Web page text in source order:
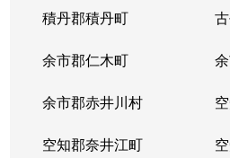
積丹郡積丹町
余市郡仁木町
余市郡赤井川村
空知郡奈井江町